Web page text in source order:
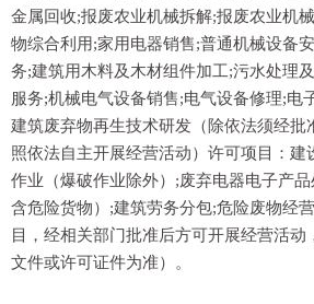
金属回收;报废农业机械拆解;报废农业机
物综合利用;家用电器销售;普通机械设备
务;建筑用木料及木材组件加工;污水处理
服务;机械电气设备销售;电气设备修理;电
建筑废弃物再生技术研发（除依法须经批
照依法自主开展经营活动）许可项目：建
作业（爆破作业除外）;废弃电器电子产
含危险货物）;建筑劳务分包;危险废物经
目，经相关部门批准后方可开展经营活动
文件或许可证件为准）。